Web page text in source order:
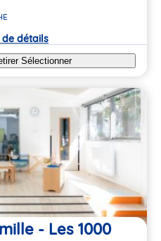
détails
Sélectionner
- Les 1000